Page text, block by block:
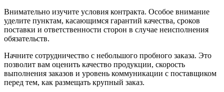
Внимательно изучите условия контракта. Особое внимание
уделите пунктам, касающимся гарантий качества, сроков
поставки и ответственности сторон в случае неисполнения
обязательств.
Начните сотрудничество с небольшого пробного заказа. Это
позволит вам оценить качество продукции, скорость
выполнения заказов и уровень коммуникации с поставщиком
перед тем, как размещать крупный заказ.